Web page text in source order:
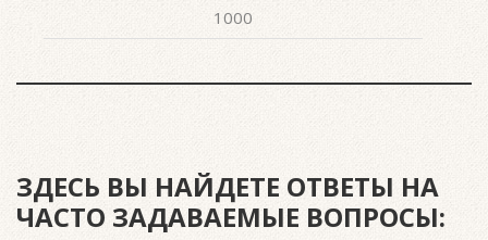
1000
ЗДЕСЬ ВЫ НАЙДЕТЕ ОТВЕТЫ НА
ЧАСТО ЗАДАВАЕМЫЕ ВОПРОСЫ: